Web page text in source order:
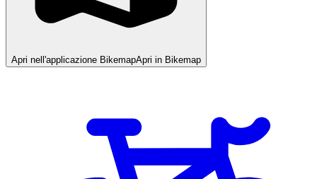
Apri nell'applicazione BikemapApri in Bikemap